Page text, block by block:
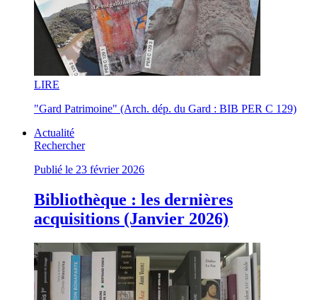
LIRE
"Gard Patrimoine" (Arch. dép. du Gard : BIB PER C 129)
Actualité
Rechercher
Publié le 23 février 2026
Bibliothèque : les dernières
acquisitions (Janvier 2026)